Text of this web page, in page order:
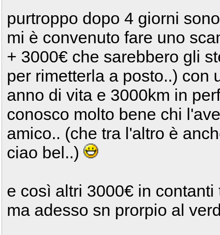
purtroppo dopo 4 giorni
mi è convenuto fare uno
+ 3000€ che sarebbero gli
per rimetterla a posto..) con
anno di vita e 3000km in
conosco molto bene chi
amico.. (che tra l'altro è
ciao bel..)
e così altri 3000€ in
ma adesso sn prorpio al